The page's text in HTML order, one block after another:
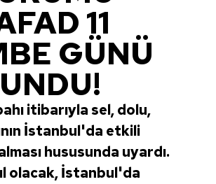
11
GÜNÜ
itibarıyla sel, dolu,
İstanbul'da etkili
hususunda uyardı.
olacak, İstanbul'da